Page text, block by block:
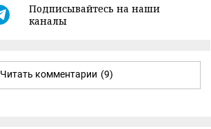
Подписывайтесь на наши
каналы
Читать комментарии (9)